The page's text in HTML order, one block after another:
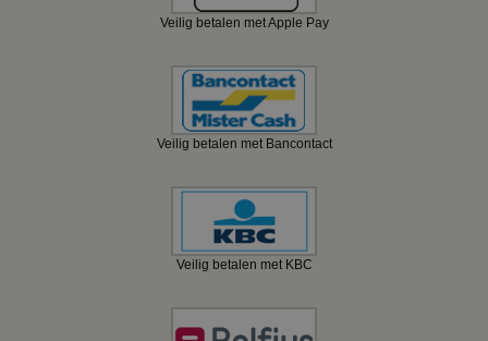
Veilig betalen met Apple Pay
Veilig betalen met Bancontact
Veilig betalen met KBC